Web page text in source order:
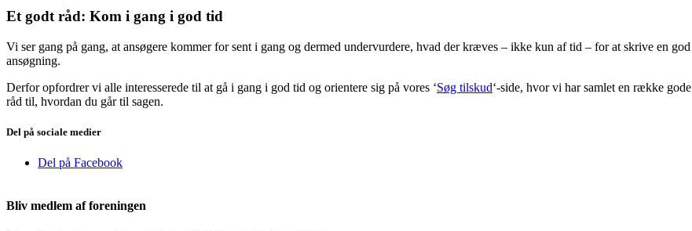
Et godt råd: Kom i gang i god tid
Vi ser gang på gang, at ansøgere kommer for sent i gang og dermed undervurdere, hvad der kræves – ikke kun af tid – for at skrive en god
ansøgning.
Derfor opfordrer vi alle interesserede til at gå i gang i god tid og orientere sig på vores ‘Søg tilskud‘-side, hvor vi har samlet en række gode
råd til, hvordan du går til sagen.
Del på sociale medier
Del på Facebook
Bliv medlem af foreningen